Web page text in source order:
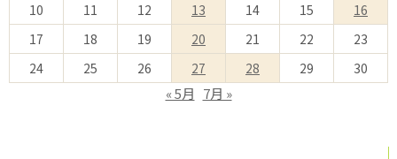
10
11 12 13 14 15
16
17
18 19 20 21 22
23
24
25 26 27 28 29 30
« 5月 7月 »